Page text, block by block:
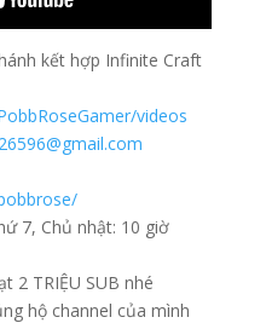
kết hợp Infinite Craft
videos
7, Chủ nhật: 10 giờ
2 TRIỆU SUB nhé
hộ channel của mình